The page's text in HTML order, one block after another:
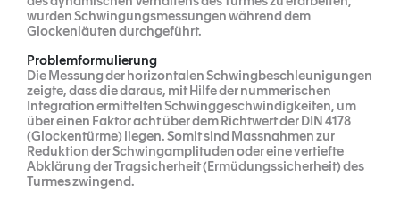
wurden Schwingungsmessungen während dem
Glockenläuten durchgeführt.
Problemformulierung
Die Messung der horizontalen Schwingbeschleunigungen
zeigte, dass die daraus, mit Hilfe der nummerischen
Integration ermittelten Schwinggeschwindigkeiten, um
über einen Faktor acht über dem Richtwert der DIN 4178
(Glockentürme) liegen. Somit sind Massnahmen zur
Reduktion der Schwingamplituden oder eine vertiefte
Abklärung der Tragsicherheit (Ermüdungssicherheit) des
Turmes zwingend.